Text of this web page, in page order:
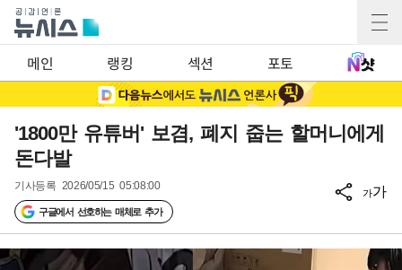
메인 랭킹 섹션 포토
'1800만 유튜버' 보겸, 폐지 줍는 할머니에게
돈다발
기사등록 2026/05/15 05:08:00
구글에서 선호하는 매체로 추가
가가